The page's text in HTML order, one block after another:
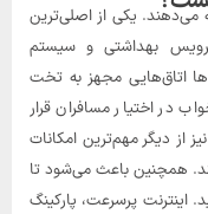
می‌دهند. یکی از اصلی‌ترین
بهداشتی و سیستم
اتاق‌هایی مجهز به تخت
در اختیار مسافران قرار
از دیگر مهم‌ترین امکانات
همچنین باعث می‌شود تا
اینترنت پرسرعت، پارکینگ